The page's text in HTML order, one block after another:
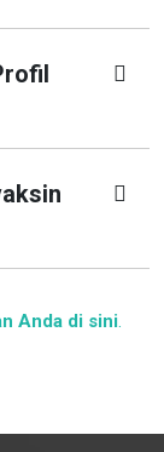
Anda di sini.